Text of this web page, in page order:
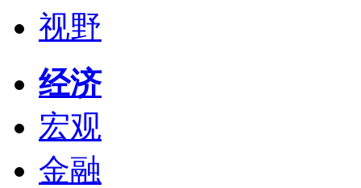
视野
经济
宏观
金融